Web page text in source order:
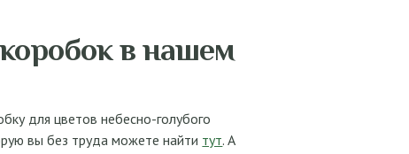
в нашем
для цветов небесно-голубого
вы без труда можете найти тут. А